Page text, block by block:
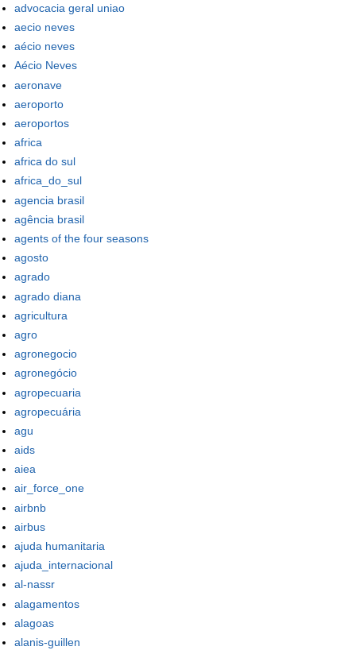
advocacia geral uniao
aecio neves
aécio neves
Aécio Neves
aeronave
aeroporto
aeroportos
africa
africa do sul
africa_do_sul
agencia brasil
agência brasil
agents of the four seasons
agosto
agrado
agrado diana
agricultura
agro
agronegocio
agronegócio
agropecuaria
agropecuária
agu
aids
aiea
air_force_one
airbnb
airbus
ajuda humanitaria
ajuda_internacional
al-nassr
alagamentos
alagoas
alanis-guillen